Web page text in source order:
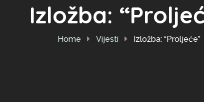
Izložba:
Home Vijesti Izložba: “Proljeće”